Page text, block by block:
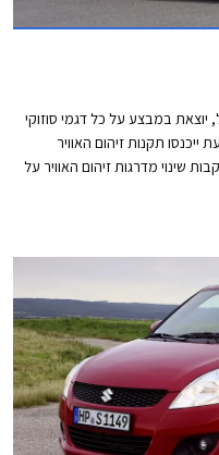
יוצאת במבצע על כל דגמי סוזוקי
הצפויה ב- 1 באוגוסט עת ייכנסו תקנות זיהום האוויר
שינוי מדרגות זיהום האוויר על
שכן בעקבות שינוי נוסחת
רכבים מזהמים שגם כך
המיסוי מחירם אינו צפוי